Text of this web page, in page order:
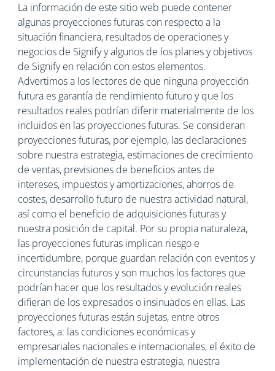
La información de este sitio web puede contener
algunas proyecciones futuras con respecto a la
situación financiera, resultados de operaciones y
negocios de Signify y algunos de los planes y objetivos
de Signify en relación con estos elementos.
Advertimos a los lectores de que ninguna proyección
futura es garantía de rendimiento futuro y que los
resultados reales podrían diferir materialmente de los
incluidos en las proyecciones futuras. Se consideran
proyecciones futuras, por ejemplo, las declaraciones
sobre nuestra estrategia, estimaciones de crecimiento
de ventas, previsiones de beneficios antes de
intereses, impuestos y amortizaciones, ahorros de
costes, desarrollo futuro de nuestra actividad natural,
así como el beneficio de adquisiciones futuras y
nuestra posición de capital. Por su propia naturaleza,
las proyecciones futuras implican riesgo e
incertidumbre, porque guardan relación con eventos y
circunstancias futuros y son muchos los factores que
podrían hacer que los resultados y evolución reales
difieran de los expresados o insinuados en ellas. Las
proyecciones futuras están sujetas, entre otros
factores, a: las condiciones económicas y
empresariales nacionales e internacionales, el éxito de
implementación de nuestra estrategia, nuestra